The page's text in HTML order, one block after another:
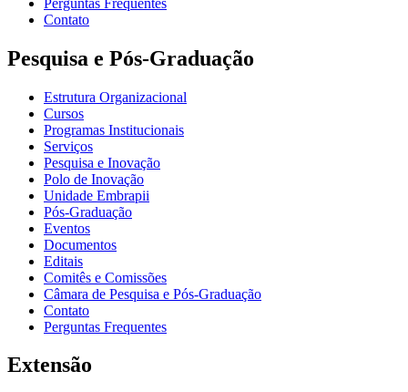
Contato
Pesquisa e Pós-Graduação
Estrutura Organizacional
Cursos
Programas Institucionais
Serviços
Pesquisa e Inovação
Polo de Inovação
Unidade Embrapii
Pós-Graduação
Eventos
Documentos
Editais
Comitês e Comissões
Câmara de Pesquisa e Pós-Graduação
Contato
Perguntas Frequentes
Extensão